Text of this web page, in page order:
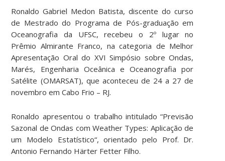
Ronaldo Gabriel Medon Batista, discente do curso
de Mestrado do Programa de Pós-graduação em
Oceanografia da UFSC, recebeu o 2º lugar no
Prêmio Almirante Franco, na categoria de Melhor
Apresentação Oral do XVI Simpósio sobre Ondas,
Marés, Engenharia Oceânica e Oceanografia por
Satélite (OMARSAT), que aconteceu de 24 a 27 de
novembro em Cabo Frio – RJ.
Ronaldo apresentou o trabalho intitulado “Previsão
Sazonal de Ondas com Weather Types: Aplicação de
um Modelo Estatístico“, orientado pelo Prof. Dr.
Antonio Fernando Härter Fetter Filho.